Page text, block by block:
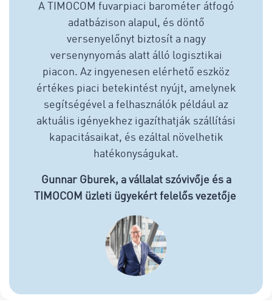
A TIMOCOM fuvarpiaci barométer átfogó
adatbázison alapul, és döntő
versenyelőnyt biztosít a nagy
versenynyomás alatt álló logisztikai
piacon. Az ingyenesen elérhető eszköz
értékes piaci betekintést nyújt, amelynek
segítségével a felhasználók például az
aktuális igényekhez igazíthatják szállítási
kapacitásaikat, és ezáltal növelhetik
hatékonyságukat.
Gunnar Gburek, a vállalat szóvivője és a
TIMOCOM üzleti ügyekért felelős vezetője